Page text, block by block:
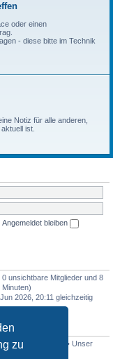
zu
oder einen
- diese bitte im Technik
Notiz für alle anderen,
ist.
Angemeldet bleiben
unsichtbare Mitglieder und 8
2026, 20:11 gleichzeitig
insgesamt
• Unser